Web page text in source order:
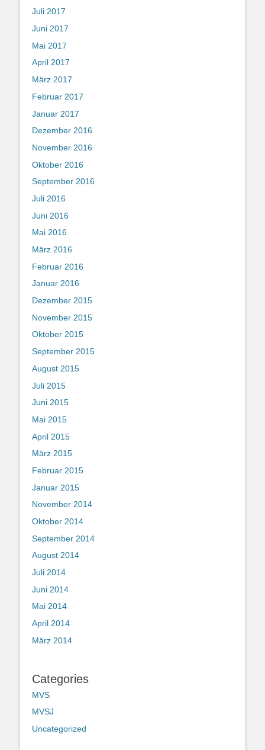
Juli 2017
Juni 2017
Mai 2017
April 2017
März 2017
Februar 2017
Januar 2017
Dezember 2016
November 2016
Oktober 2016
September 2016
Juli 2016
Juni 2016
Mai 2016
März 2016
Februar 2016
Januar 2016
Dezember 2015
November 2015
Oktober 2015
September 2015
August 2015
Juli 2015
Juni 2015
Mai 2015
April 2015
März 2015
Februar 2015
Januar 2015
November 2014
Oktober 2014
September 2014
August 2014
Juli 2014
Juni 2014
Mai 2014
April 2014
März 2014
Categories
MVS
MVSJ
Uncategorized